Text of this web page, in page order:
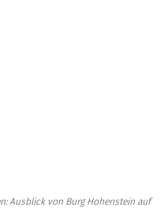
Ausblick von Burg Hohenstein auf